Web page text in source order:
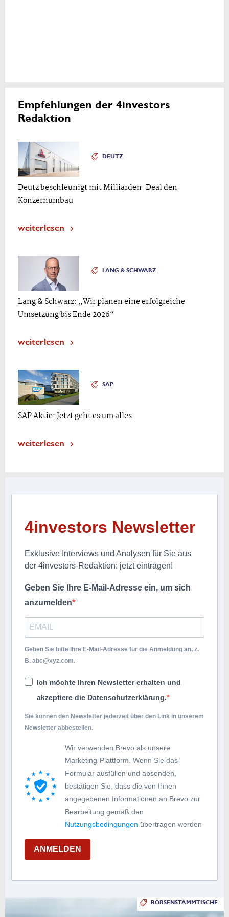
Empfehlungen der 4investors
Redaktion
DEUTZ
Deutz beschleunigt mit Milliarden-Deal den
Konzernumbau
weiterlesen
LANG & SCHWARZ
Lang & Schwarz: „Wir planen eine erfolgreiche
Umsetzung bis Ende 2026“
weiterlesen
SAP
SAP Aktie: Jetzt geht es um alles
weiterlesen
4investors Newsletter
Exklusive Interviews und Analysen für Sie aus
der 4investors-Redaktion: jetzt eintragen!
Geben Sie Ihre E-Mail-Adresse ein, um sich
anzumelden
Geben Sie bitte Ihre E-Mail-Adresse für die Anmeldung an, z.
B. abc@xyz.com.
Ich möchte Ihren Newsletter erhalten und
akzeptiere die Datenschutzerklärung.
Sie können den Newsletter jederzeit über den Link in unserem
Newsletter abbestellen.
Wir verwenden Brevo als unsere
Marketing-Plattform. Wenn Sie das
Formular ausfüllen und absenden,
bestätigen Sie, dass die von Ihnen
angegebenen Informationen an Brevo zur
Bearbeitung gemäß den
Nutzungsbedingungen übertragen werden
ANMELDEN
BÖRSENSTAMMTISCHE